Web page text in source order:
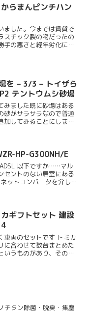
...
らまんピンチハン
ました。今までは賃貸で
スチック製の物だったの
手の悪さと経年劣化によ
を – 3/3 – トイザら
テントウムシ砂場
みました既に砂場はある
砂がサラサラなので普通
加してみることにしまし
決定です。
HP-G300NH/E
以下ですか……マル
セントのない居室にある
ットコンバータを介して
ギフトセット 建設
車両のセットです トミカ
に合わせて数台まとめた
いうものがあり、その名
チタン除菌・脱臭・集塵